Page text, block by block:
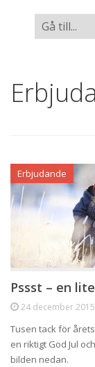
Erbjudande
Pssst – en
24 december 2015
Tusen tack för
en riktigt God Jul
bilden nedan.